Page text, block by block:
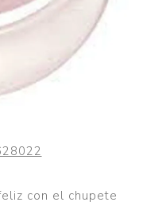
con el chupete